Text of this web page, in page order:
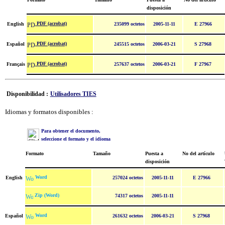
disposición
English PDF (acrobat) 235099 octetos 2005-11-11 E 27966
Español PDF (acrobat) 245515 octetos 2006-03-21 S 27968
Français PDF (acrobat) 257637 octetos 2006-03-21 F 27967
Disponibilidad : Utilisadores TIES
Idiomas y formatos disponibles :
Para obtener el documento,
seleccione el formato y el idioma
Formato Tamaño
Puesta a
disposición
No del artículo
English Word 257024 octetos 2005-11-11 E 27966
Zip (Word) 74317 octetos 2005-11-11
Español Word 261632 octetos 2006-03-21 S 27968